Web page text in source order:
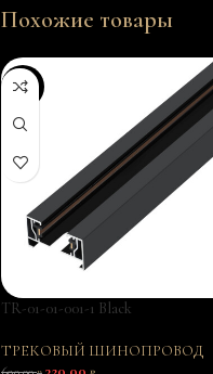
Похожие товары
-54%
TR-01-01-001-1 Black
ТРЕКОВЫЙ ШИНОПРОВОД